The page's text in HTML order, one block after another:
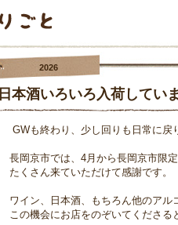
2026
日本酒いろいろ入荷してい
GWも終わり、少し回りも日常に
長岡京市では、4月から長岡京市限
たくさん来ていただけて感謝です。
ワイン、日本酒、もちろん他のアル
この機会にお店をのぞいてくださる